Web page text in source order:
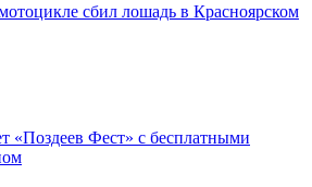
сбил лошадь в Красноярском
«Поздеев Фест» с бесплатными